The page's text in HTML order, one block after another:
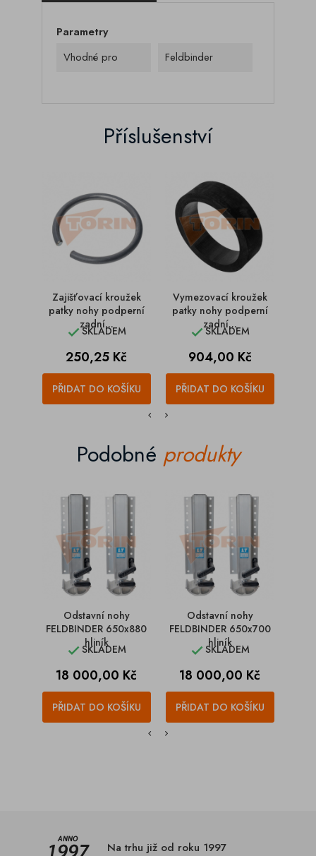
Parametry
Vhodné pro
Feldbinder
Příslušenství
Zajišťovací kroužek
patky nohy podperní
zadní...
SKLADEM
Cena
250,25 Kč
PŘIDAT DO KOŠÍKU
Vymezovací kroužek
patky nohy podperní
zadní...
SKLADEM
Cena
904,00 Kč
PŘIDAT DO KOŠÍKU
Podobné produkty
Odstavní nohy
FELDBINDER 650x880
hliník
SKLADEM
Cena
18 000,00 Kč
PŘIDAT DO KOŠÍKU
Odstavní nohy
FELDBINDER 650x700
hliník
SKLADEM
Cena
18 000,00 Kč
PŘIDAT DO KOŠÍKU
Na trhu již od roku 1997